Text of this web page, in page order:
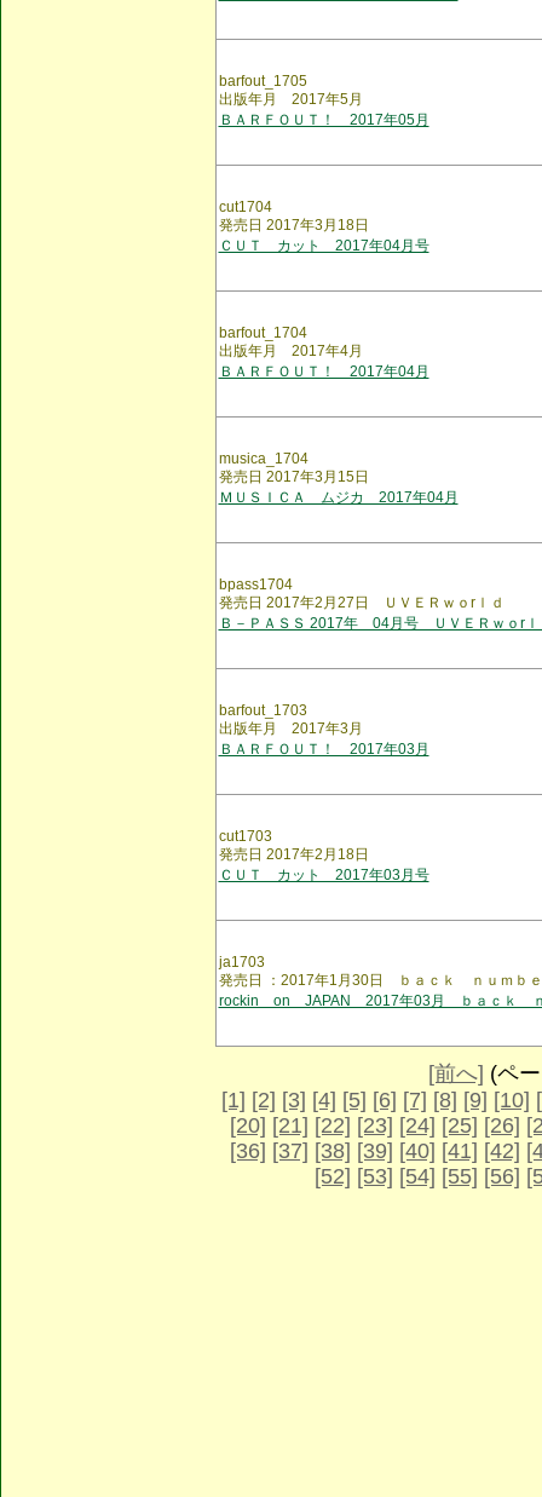
barfout_1705
出版年月 2017年5月
ＢＡＲＦＯＵＴ！ 2017年05月
cut1704
発売日 2017年3月18日
ＣＵＴ カット 2017年04月号
barfout_1704
出版年月 2017年4月
ＢＡＲＦＯＵＴ！ 2017年04月
musica_1704
発売日 2017年3月15日
ＭＵＳＩＣＡ ムジカ 2017年04月
bpass1704
発売日 2017年2月27日 ＵＶＥＲｗｏrｌｄ
Ｂ－ＰＡＳＳ 2017年 04月号 ＵＶＥＲｗｏrｌ
barfout_1703
出版年月 2017年3月
ＢＡＲＦＯＵＴ！ 2017年03月
cut1703
発売日 2017年2月18日
ＣＵＴ カット 2017年03月号
ja1703
発売日 ：2017年1月30日 ｂａｃｋ ｎｕｍｂ
rockin on JAPAN 2017年03月 ｂａｃｋ
[前へ] (ペ
[1] [2] [3] [4] [5] [6] [7] [8] [9] [10]
[20] [21] [22] [23] [24] [25] [26]
[36] [37] [38] [39] [40] [41] [42]
[52] [53] [54] [55] [56]